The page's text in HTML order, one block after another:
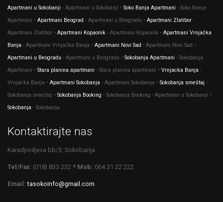
Apartmani u Sokobanji - Apartmani u Sokobanji • Soko Banja Apartmani - Soko Banja
Apartmani • Apartmani Beograd - Apartmani u Beogradu • Apartmani Zlatibor -
Apartmani Zlatibor • Apartmani Kopaonik - Apartmani Kopaonik • Apartmani Vrnjačka
Banja - Apartmani Vrnjačka Banja • Apartmani Novi Sad - Apartmani Novi Sad •
Apartmani u Beogradu - Apartmani u Beogradu • Sokobanja Apartmani - Sokobanja
Apartmani • Stara planina apartmani - Stara planina apartmani • Vrnjacka Banja -
Vrnjacka Banja • Apartmani Sokobanja - Apartmani Sokobanja • Sokobanja smeštaj -
Sokobanja smeštaj • Sokobanja Booking - Sokobanja Booking - Apartmani u Sokobanji •
Sokobanja - Sokobanja
Kontaktirajte nas
Karadjordjeva bb/3, Sokobanja
Tel/Fax: (018) 833 232 * Mob: 064 31 22 222
Email: tasokoinfo@gmail.com